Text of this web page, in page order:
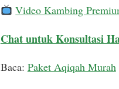
Video Kambing
Chat untuk Konsultasi
Baca: Paket Aqiqah Murah